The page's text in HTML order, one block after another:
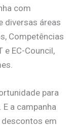
com
diversas áreas
Competências
e EC-Council,
para
a campanha
em